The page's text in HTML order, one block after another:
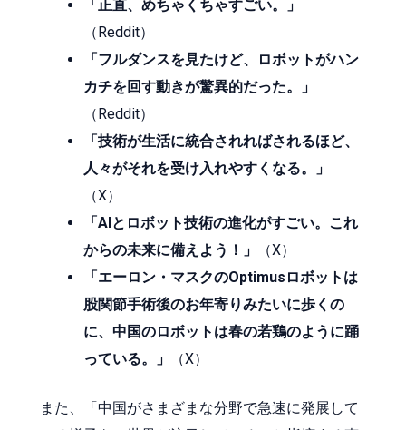
「正直、めちゃくちゃすごい。」
（Reddit）
「フルダンスを見たけど、ロボットがハン
カチを回す動きが驚異的だった。」
（Reddit）
「技術が生活に統合されればされるほど、
人々がそれを受け入れやすくなる。」
（X）
「AIとロボット技術の進化がすごい。これ
からの未来に備えよう！」
（X）
「エーロン・マスクのOptimusロボットは
股関節手術後のお年寄りみたいに歩くの
に、中国のロボットは春の若鶏のように踊
っている。」
（X）
また、「中国がさまざまな分野で急速に発展して